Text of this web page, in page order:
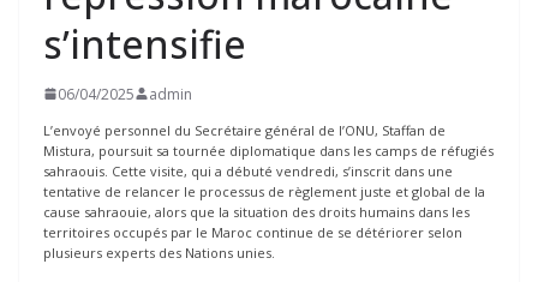
s’intensifie
06/04/2025 admin
L’envoyé personnel du Secrétaire général de l’ONU, Staffan de
Mistura, poursuit sa tournée diplomatique dans les camps de réfugiés
sahraouis. Cette visite, qui a débuté vendredi, s’inscrit dans une
tentative de relancer le processus de règlement juste et global de la
cause sahraouie, alors que la situation des droits humains dans les
territoires occupés par le Maroc continue de se détériorer selon
plusieurs experts des Nations unies.